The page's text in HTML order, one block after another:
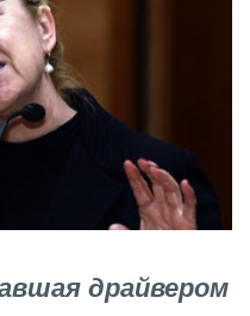
драйвером